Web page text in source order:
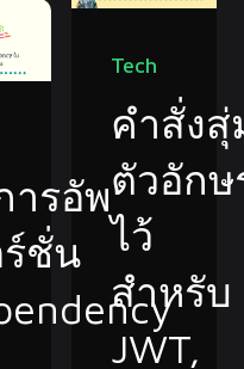
Tech
คำสั่งสุ่
ตัวอักษ
ไว้
สำหรับ
JWT,
ารอัพ
ร์ชั่น